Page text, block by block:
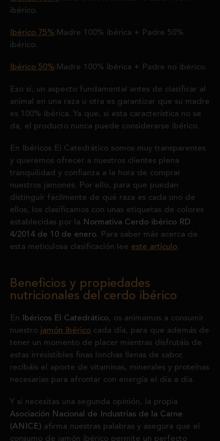
ibérico.
Ibérico 75%:Madre 100% ibérica + Padre 50%
ibérico.
Ibérico 50%:Madre 100% ibérica + Padre no ibérico.
Eso sí, un aspecto fundamental antes de clasificar al
animal en una raza u otra es garantizar que su madre
es 100% ibérica. Ya que, si esta característica no se
da, el producto nunca puede considerarse ibérico.
En Ibéricos El Catedrático somos muy transparentes
y queremos ofrecer a nuestros clientes plena
tranquilidad y confianza a la hora de comprar
nuestros jamones. Por ello, para que puedan
distinguir fácilmente de qué raza es cada uno de
ellos, los clasificamos con unas etiquetas de colores
establecidas por la Normativa Cerdo ibérico RD
4/2014 de 10 de enero.
Para saber más acerca de
esta meticulosa clasificación lee este artículo.
Beneficios y propiedades
nutricionales del cerdo ibérico
En Ibéricos El Catedrático, os animamos a consumir
nuestro jamón ibérico cada día, para que además de
tener un momento de placer mientras disfrutáis de
estas irresistibles finas lonchas llenas de sabor,
recibáis el aporte de vitaminas, minerales y proteínas
necesarias para afrontar con energía el día a día.
Y si necesitas una segunda opinión, la propia
Asociación Nacional de Industrias de la Carne
(ANICE) afirma nuestras palabras y asegura que el
consumo de jamón ibérico permite un perfecto